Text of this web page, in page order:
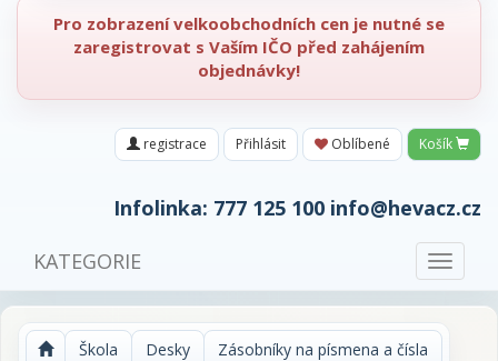
Pro zobrazení velkoobchodních cen je nutné se
zaregistrovat s Vaším IČO před zahájením
objednávky!
registrace Přihlásit Oblíbené Košík
Infolinka: 777 125 100 info@hevacz.cz
Toggle
KATEGORIE
Škola Desky Zásobníky na písmena a čísla